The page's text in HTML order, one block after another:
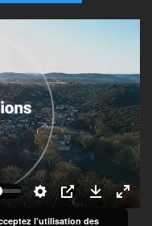
l’utilisation des